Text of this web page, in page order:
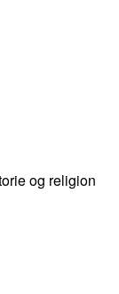
og religion